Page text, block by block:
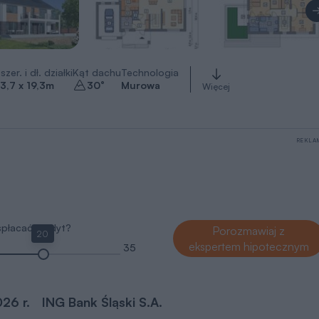
i dł. działki
x 19,3m
Kąt dachu
30°
Technologia
Murowa
Więcej
kredyt?
20
35
Porozmawiaj z
ekspertem hipotecznym
r. ING Bank Śląski S.A.